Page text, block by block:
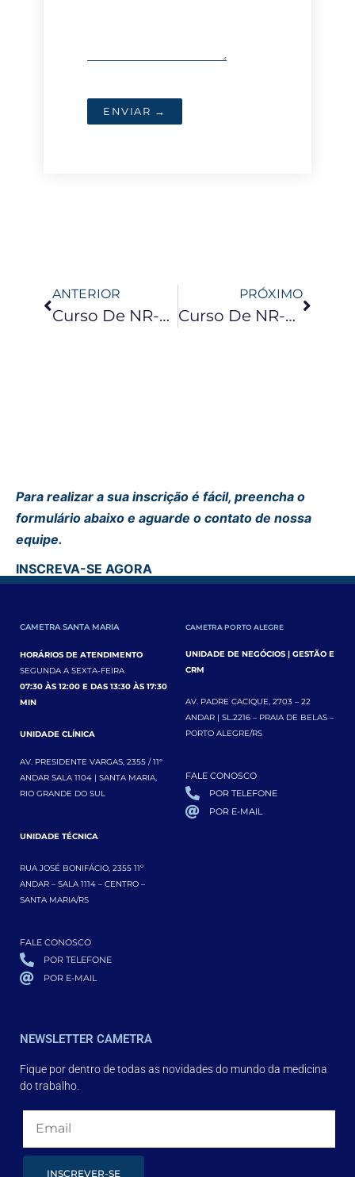
ENVIAR →
ANTERIOR
Curso De NR-05 | CIPA
PRÓXIMO
Curso De NR-05 | CIPA
Para realizar a sua inscrição é fácil, preencha o
formulário abaixo e aguarde o contato de nossa
equipe.
INSCREVA-SE AGORA
CAMETRA SANTA MARIA
HORÁRIOS DE ATENDIMENTO
SEGUNDA A SEXTA-FEIRA
07:30 ÀS 12:00 E DAS 13:30 ÀS 17:30
MIN
UNIDADE CLÍNICA
AV. PRESIDENTE VARGAS, 2355 / 11°
ANDAR SALA 1104 | SANTA MARIA,
RIO GRANDE DO SUL
UNIDADE TÉCNICA
RUA JOSÉ BONIFÁCIO, 2355 11º
ANDAR – SALA 1114 – CENTRO –
SANTA MARIA/RS
FALE CONOSCO
POR TELEFONE
POR E-MAIL
CAMETRA PORTO ALEGRE
UNIDADE DE NEGÓCIOS | GESTÃO E
CRM
AV. PADRE CACIQUE, 2703 – 22
ANDAR | SL.2216 – PRAIA DE BELAS –
PORTO ALEGRE/RS
FALE CONOSCO
POR TELEFONE
POR E-MAIL
NEWSLETTER CAMETRA
Fique por dentro de todas as novidades do mundo da medicina
do trabalho.
INSCREVER-SE